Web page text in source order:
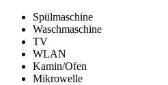
Spülmaschine
Waschmaschine
TV
WLAN
Kamin/Ofen
Mikrowelle